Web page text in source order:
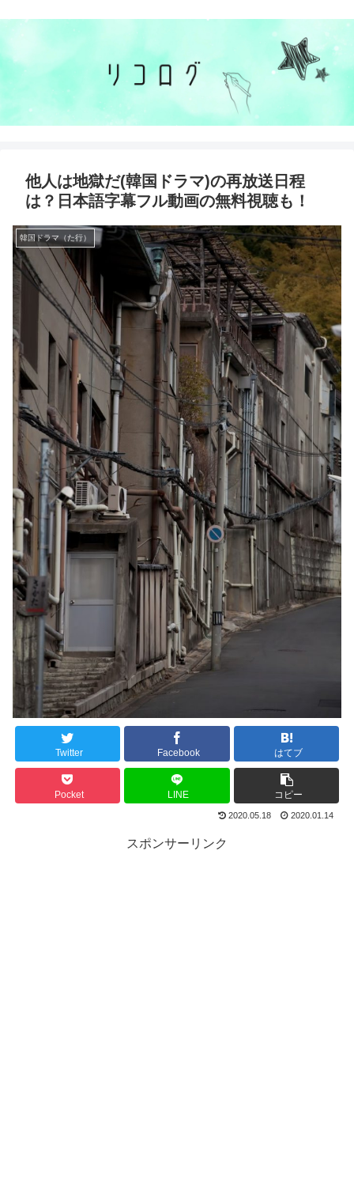
他人は地獄だ(韓国ドラマ)の再放送日程
は？日本語字幕フル動画の無料視聴も！
韓国ドラマ（た行）
Twitter Facebook はてブ
Pocket LINE コピー
2020.05.18 2020.01.14
スポンサーリンク